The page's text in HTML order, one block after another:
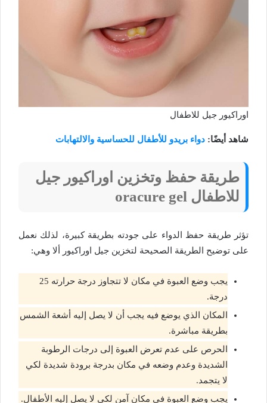
اوراكيور جيل للاطفال
شاهد أيضًا: دواء بريدو للأطفال للحساسية والالتهابات
طريقة حفظ وتخزين اوراكيور جيل
للاطفال oracure gel
تؤثر طريقة حفظ الدواء على جودته بطريقة كبيرة، لذلك نعمل
على توضيح الطريقة الصحيحة لتخزين جيل اوراكيور ألا وهي:
يجب وضع العبوة في مكان لا تتجاوز درجة حرارته 25
درجة.
المكان الذي يوضع فيه يجب أن لا يصل إليه أشعة الشمس
بطريقة مباشرة.
الحرص على عدم تعرض العبوة إلى درجات الرطوبة
الشديدة وعدم وضعه في مكان بدرجة برودة شديدة لكي
لا يتجمد.
يجب وضع العبوة في مكان آمن لكي لا يصل إليه الأطفال.